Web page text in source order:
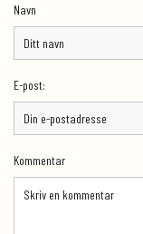
Navn
E-post:
Kommentar